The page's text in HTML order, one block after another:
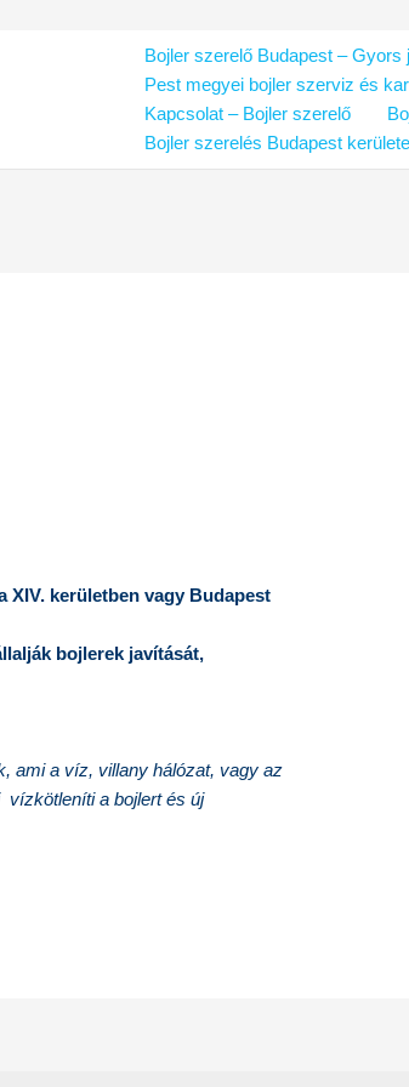
Bojler szerelő Budapest –
Pest megyei bojler szerviz és
Kapcsolat – Bojler szerelő
Bojler szerelés Budapest
XIV. kerületben vagy Budapest
bojlerek javítását,
ami a víz, villany hálózat, vagy az
vízkötleníti a bojlert és új